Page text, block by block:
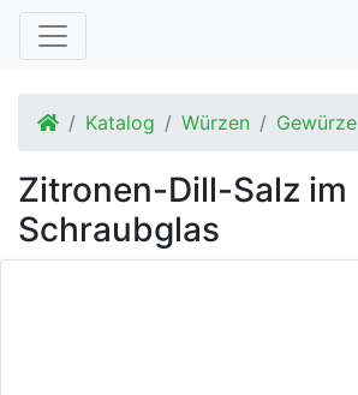
Startseite
Katalog Würzen Gewürze
Zitronen-Dill-Salz im
Schraubglas